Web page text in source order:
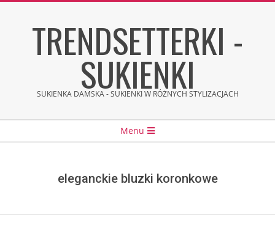
TRENDSETTERKI -
SUKIENKI
SUKIENKA DAMSKA - SUKIENKI W RÓŻNYCH STYLIZACJACH
Menu
eleganckie bluzki koronkowe